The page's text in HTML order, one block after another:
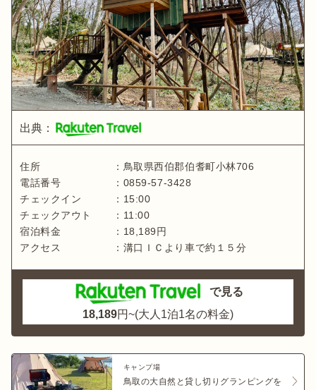
出典：
住所 ： 鳥取県西伯郡伯耆町小林706
電話番号
： 0859-57-3428
チェックイン
： 15:00
チェックアウト
： 11:00
宿泊料金
： 18,189円
アクセス
： 溝口ＩＣより車で約１５分
で見る
18,189円~(大人1泊1名の料金)
キャンプ場
鳥取の大自然と貸し切りグランピングを